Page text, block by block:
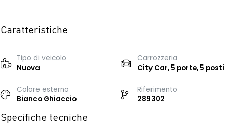
Caratteristiche
Tipo di veicolo
Nuova
Carrozzeria
City Car, 5 porte, 5 posti
Colore esterno
Bianco Ghiaccio
Riferimento
289302
Specifiche tecniche